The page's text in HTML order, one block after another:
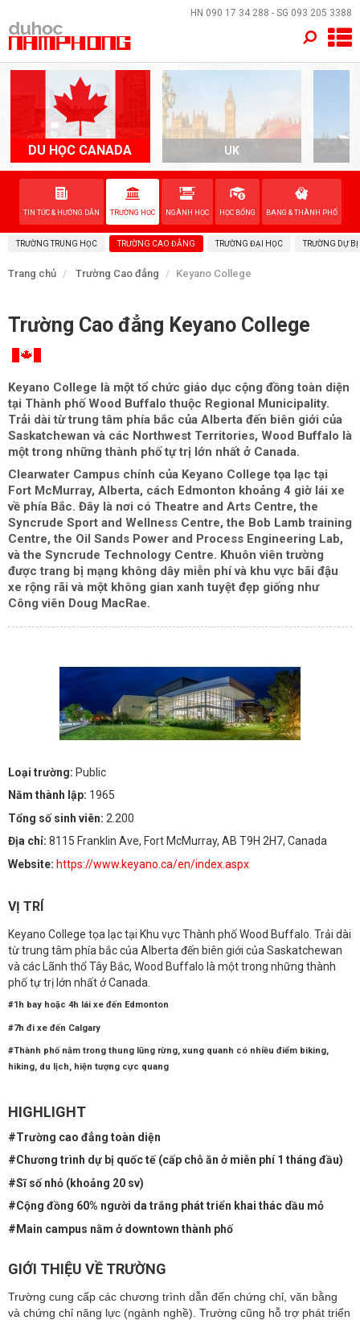
HN 090 17 34 288 - SG 093 205 3388
DU HỌC CANADA UK
TIN TỨC & HƯỚNG DẪN TRƯỜNG HỌC NGÀNH HỌC HỌC BỔNG BANG & THÀNH PHỐ
TRƯỜNG TRUNG HỌC TRƯỜNG CAO ĐẲNG TRƯỜNG ĐẠI HỌC TRƯỜNG DỰ BỊ
Trang chủ Trường Cao đẳng Keyano College
Trường Cao đẳng Keyano College
Keyano College là một tổ chức giáo dục cộng đồng toàn diện
tại Thành phố Wood Buffalo thuộc Regional Municipality.
Trải dài từ trung tâm phía bắc của Alberta đến biên giới của
Saskatchewan và các Northwest Territories, Wood Buffalo là
một trong những thành phố tự trị lớn nhất ở Canada.
Clearwater Campus chính của Keyano College tọa lạc tại
Fort McMurray, Alberta, cách Edmonton khoảng 4 giờ lái xe
về phía Bắc. Đây là nơi có Theatre and Arts Centre, the
Syncrude Sport and Wellness Centre, the Bob Lamb training
Centre, the Oil Sands Power and Process Engineering Lab,
và the Syncrude Technology Centre. Khuôn viên trường
được trang bị mạng không dây miễn phí và khu vực bãi đậu
xe rộng rãi và một không gian xanh tuyệt đẹp giống như
Công viên Doug MacRae.
Loại trường: Public
Năm thành lập: 1965
Tổng số sinh viên: 2.200
Địa chỉ: 8115 Franklin Ave, Fort McMurray, AB T9H 2H7, Canada
Website: https://www.keyano.ca/en/index.aspx
VỊ TRÍ
Keyano College tọa lạc tại Khu vực Thành phố Wood Buffalo. Trải dài
từ trung tâm phía bắc của Alberta đến biên giới của Saskatchewan
và các Lãnh thổ Tây Bắc, Wood Buffalo là một trong những thành
phố tự trị lớn nhất ở Canada.
#1h bay hoặc 4h lái xe đến Edmonton
#7h đi xe đến Calgary
#Thành phố nằm trong thung lũng rừng, xung quanh có nhiều điểm biking,
hiking, du lịch, hiện tượng cực quang
HIGHLIGHT
#Trường cao đẳng toàn diện
#Chương trình dự bị quốc tế (cấp chỗ ăn ở miễn phí 1 tháng đầu)
#Sĩ số nhỏ (khoảng 20 sv)
#Cộng đồng 60% người da trắng phát triển khai thác dầu mỏ
#Main campus nằm ở downtown thành phố
GIỚI THIỆU VỀ TRƯỜNG
Trường cung cấp các chương trình dẫn đến chứng chỉ, văn bằng
và chứng chỉ năng lực (ngành nghề). Trường cũng hỗ trợ phát triển
×
TRANG CHỦ
QUỐC GIA
EVENTS
DỊCH VỤ
VỀ NAM PHONG